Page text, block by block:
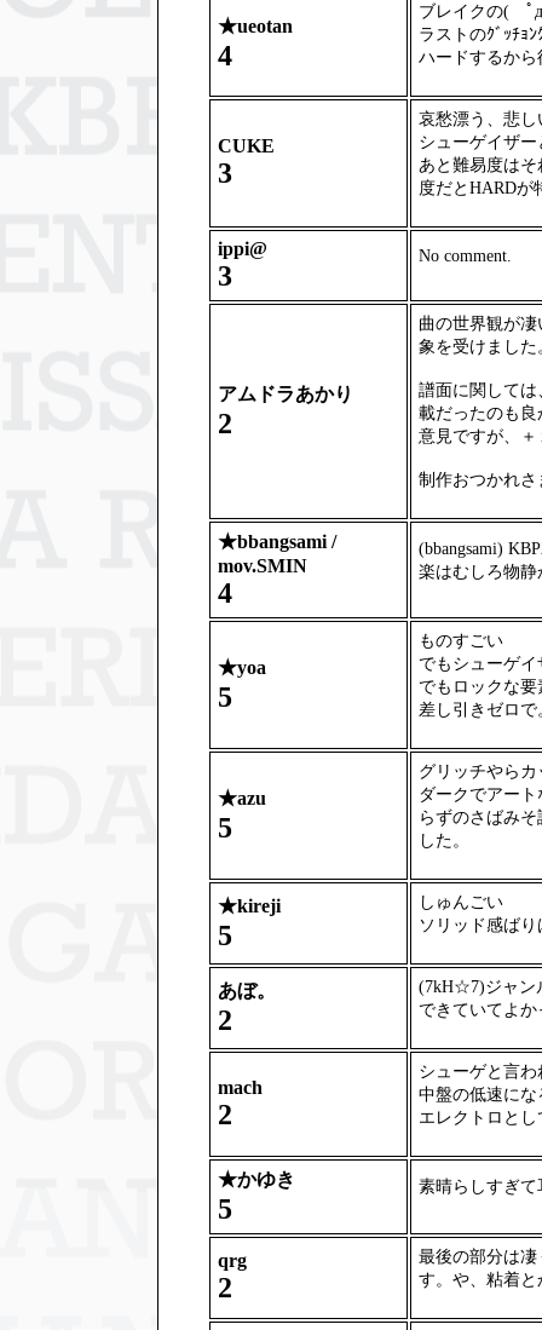
★ueotan
4
ブレイクの( ﾟд
ラストのｸﾞｯﾁｮ
ハードするか
CUKE
3
哀愁漂う、悲
シューゲイザ
あと難易度は
度だとHARDが
ippi@
3
No comment.
アムドラあかり
2
曲の世界観が
象を受けました
譜面に関して
載だったのも
意見ですが、
制作おつかれさ
★bbangsami /
mov.SMIN
4
(bbangsami)
楽はむしろ物静
★yoa
5
ものすごい
でもシューゲ
でもロックな
差し引きゼロ
★azu
5
グリッチやら
ダークでアー
らずのさばみ
した。
★kireji
5
しゅんごい
ソリッド感ば
あぼ。
2
(7kH☆7)ジャン
できていてよ
mach
2
シューゲと言
中盤の低速に
エレクトロと
★かゆき
5
素晴らしすぎ
qrg
2
最後の部分は
す。や、粘着と